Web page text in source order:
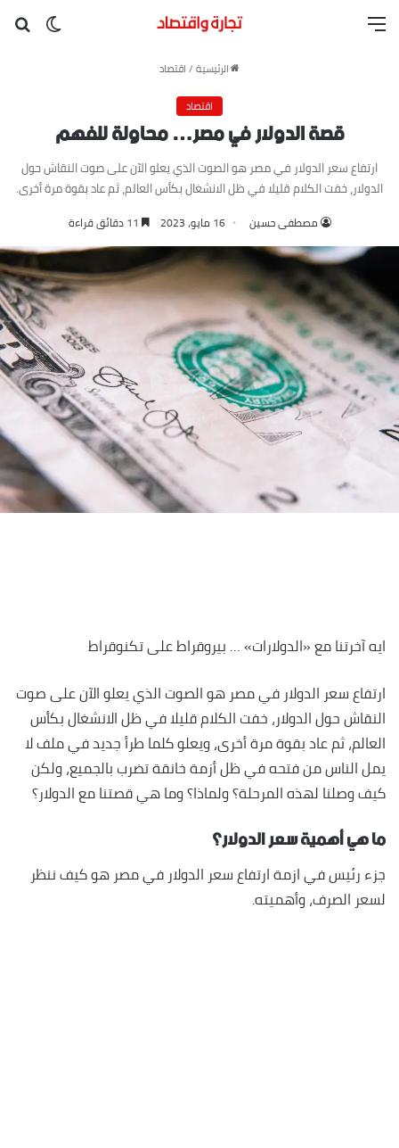
القائمة
الرئيسية / اقتصاد
اقتصاد
قصة الدولار في مصر… محاولة للفهم
ارتفاع سعر الدولار في مصر هو الصوت الذي يعلو الآن على صوت النقاش حول
الدولار، خفت الكلام قليلا في ظل الانشغال بكأس العالم، ثم عاد بقوة مرة أخرى.
مصطفى حسين 16 مايو، 2023
ايه آخرتنا مع «الدولارات» … بيروقراط على تكنوقراط
ارتفاع سعر الدولار في مصر هو الصوت الذي يعلو الآن على صوت
النقاش حول الدولار، خفت الكلام قليلا في ظل الانشغال بكأس
العالم، ثم عاد بقوة مرة أخرى، ويعلو كلما طرأ جديد في ملف لا
يمل الناس من فتحه في ظل أزمة خانقة تضرب بالجميع، ولكن
كيف وصلنا لهذه المرحلة؟ ولماذا؟ وما هي قصتنا مع الدولار؟
ما هي أهمية سعر الدولار؟
جزء رئيس في ازمة ارتفاع سعر الدولار في مصر هو كيف ننظر
لسعر الصرف، وأهميته.